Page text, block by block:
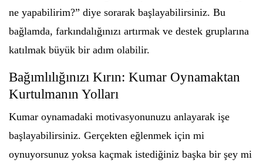
ne yapabilirim?” diye sorarak başlayabilirsiniz. Bu
bağlamda, farkındalığınızı artırmak ve destek gruplarına
katılmak büyük bir adım olabilir.
Bağımlılığınızı Kırın: Kumar Oynamaktan
Kurtulmanın Yolları
Kumar oynamadaki motivasyonunuzu anlayarak işe
başlayabilirsiniz. Gerçekten eğlenmek için mi
oynuyorsunuz yoksa kaçmak istediğiniz başka bir şey mi